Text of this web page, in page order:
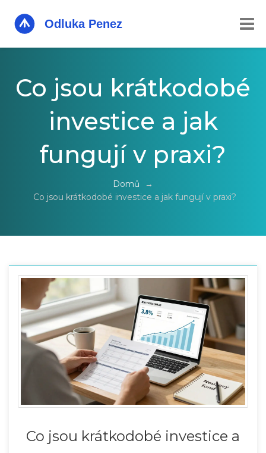
Co jsou krátkodobé
investice a jak
fungují v praxi?
Domů
→
Co jsou krátkodobé investice a jak fungují v praxi?
Co jsou krátkodobé investice a